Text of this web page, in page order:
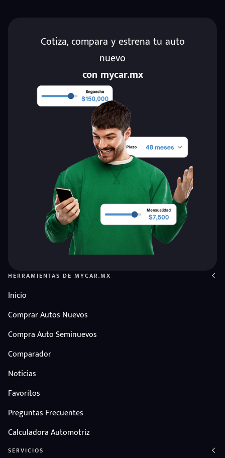
Cotiza, compara y estrena tu auto
nuevo
con mycar.mx
HERRAMIENTAS DE MYCAR.MX
Inicio
Comprar Autos Nuevos
Compra Auto Seminuevos
Comparador
Noticias
Favoritos
Preguntas Frecuentes
Calculadora Automotriz
SERVICIOS